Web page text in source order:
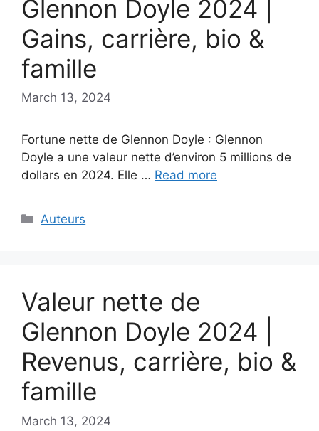
Glennon Doyle 2024 |
Gains, carrière, bio &
famille
March 13, 2024
Fortune nette de Glennon Doyle : Glennon
Doyle a une valeur nette d’environ 5 millions de
dollars en 2024. Elle … Read more
Categories
Auteurs
Valeur nette de
Glennon Doyle 2024 |
Revenus, carrière, bio &
famille
March 13, 2024